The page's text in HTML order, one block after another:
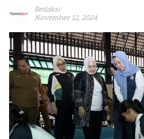
Redaksi
November 12, 2024